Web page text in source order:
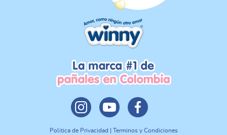
Politica de Privacidad | Terminos y Condiciones